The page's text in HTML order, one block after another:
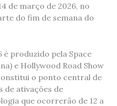
de março de 2026, no
do fim de semana do
é produzido pela Space
e Hollywood Road Show
o ponto central de
de ativações de
que ocorrerão de 12 a